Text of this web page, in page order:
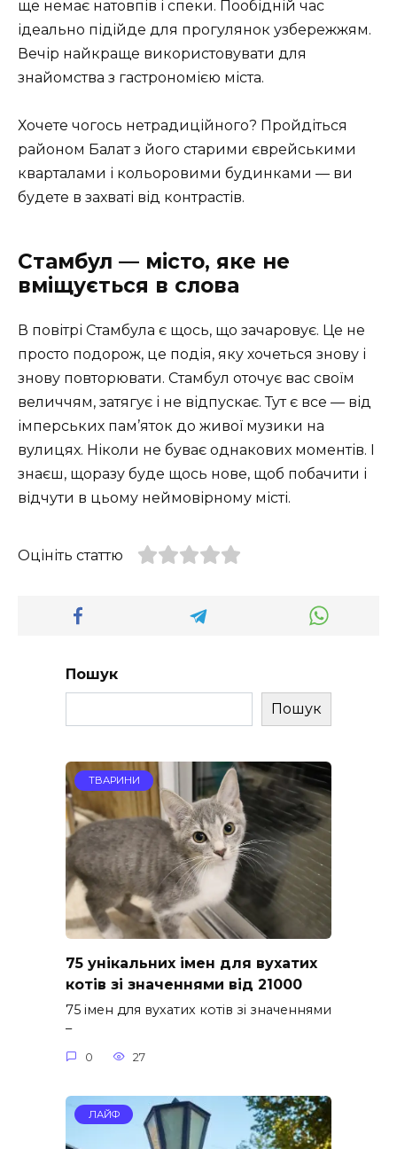
ще немає натовпів і спеки. Пообідній час
ідеально підійде для прогулянок узбережжям.
Вечір найкраще використовувати для
знайомства з гастрономією міста.
Хочете чогось нетрадиційного? Пройдіться
районом Балат з його старими єврейськими
кварталами і кольоровими будинками — ви
будете в захваті від контрастів.
Стамбул — місто, яке не
вміщується в слова
В повітрі Стамбула є щось, що зачаровує. Це не
просто подорож, це подія, яку хочеться знову і
знову повторювати. Стамбул оточує вас своїм
величчям, затягує і не відпускає. Тут є все — від
імперських пам’яток до живої музики на
вулицях. Ніколи не буває однакових моментів. І
знаєш, щоразу буде щось нове, щоб побачити і
відчути в цьому неймовірному місті.
Оцініть статтю
Пошук
Пошук
ТВАРИНИ
75 унікальних імен для вухатих
котів зі значеннями від 21000
75 імен для вухатих котів зі значеннями
–
0 27
ЛАЙФ